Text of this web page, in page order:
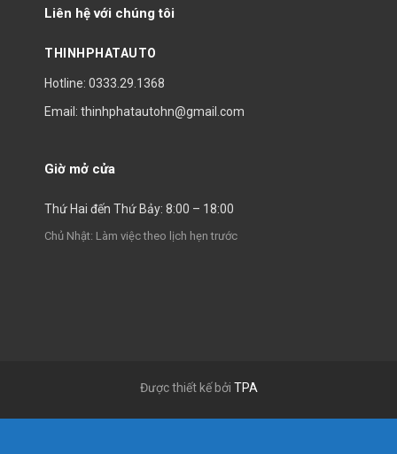
Liên hệ với chúng tôi
THINHPHATAUTO
Hotline: 0333.29.1368
Email: thinhphatautohn@gmail.com
Giờ mở cửa
Thứ Hai đến Thứ Bảy: 8:00 – 18:00
Chủ Nhật: Làm việc theo lịch hẹn trước
Được thiết kế bởi TPA